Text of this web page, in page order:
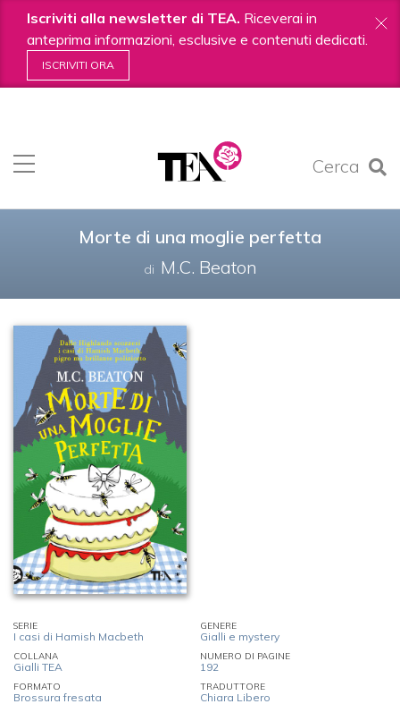
Iscriviti alla newsletter di TEA. Riceverai in
anteprima informazioni, esclusive e contenuti dedicati.
ISCRIVITI ORA
Cerca
contenuti.
|
Morte di una moglie perfetta
di M.C. Beaton
SERIE
I casi di Hamish Macbeth
GENERE
Gialli e mystery
COLLANA
Gialli TEA
NUMERO DI PAGINE
192
FORMATO
Brossura fresata
TRADUTTORE
Chiara Libero